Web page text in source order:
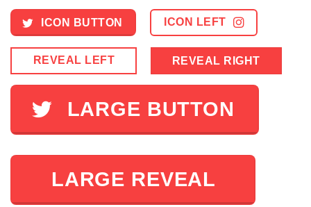
ICON BUTTON ICON LEFT
REVEAL LEFT REVEAL RIGHT
LARGE BUTTON
LARGE REVEAL